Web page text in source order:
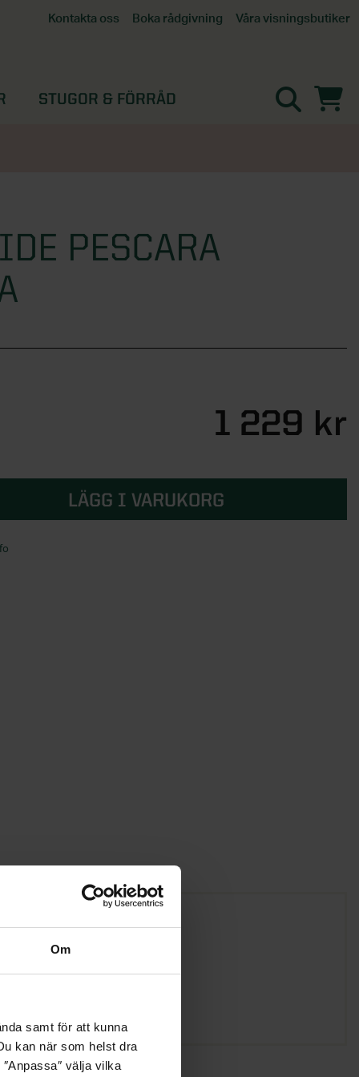
Om
samt för att kunna
kan när som helst dra
välja vilka
Kontakta oss Boka rådgivning Våra visningsbutiker
Göteborg
STUGOR & FÖRRÅD
PESCARA
1 229 kr
LÄGG I VARUKORG